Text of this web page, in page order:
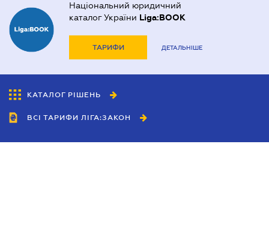
Національний юридичний
каталог України Liga:BOOK
ТАРИФИ ДЕТАЛЬНІШЕ
КАТАЛОГ РІШЕНЬ
ВСІ ТАРИФИ ЛІГА:ЗАКОН